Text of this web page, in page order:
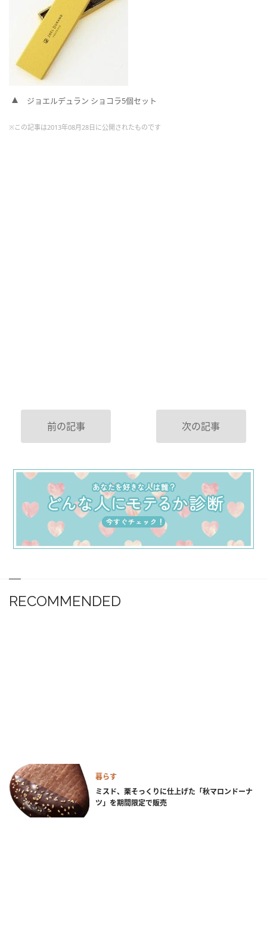
ジョエルデュラン ショコラ5個セット
※この記事は2013年08月28日に公開されたものです
前の記事 次の記事
RECOMMENDED
暮らす
ミスド、栗そっくりに仕上げた「秋マロンドーナ
ツ」を期間限定で販売